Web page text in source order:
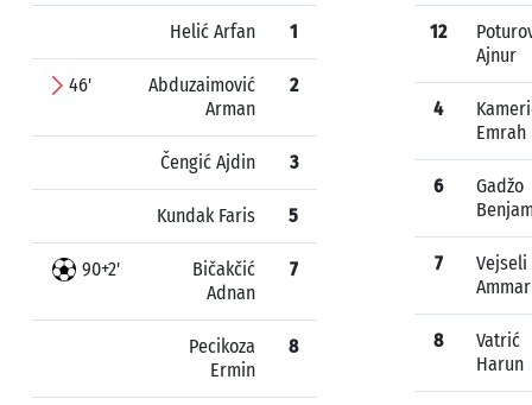
Helić Arfan 1
46'
Abduzaimović
Arman
2
Čengić Ajdin 3
Kundak Faris 5
90+2'
Bičakčić
Adnan
7
Pecikoza
Ermin
8
12
Ajnur
4
Emrah
6
Gadžo
7
Vejseli
Ammar
8
Vatrić
Harun